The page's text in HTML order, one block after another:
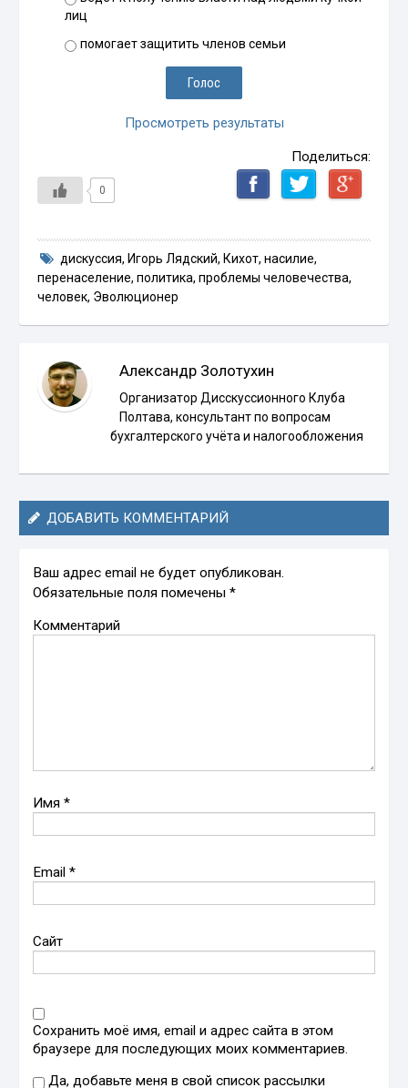
лиц
помогает защитить членов семьи
Просмотреть результаты
Поделиться:
0
дискуссия, Игорь Лядский, Кихот, насилие,
перенаселение,политика,проблемы человечества,
человек, Эволюционер
Александр Золотухин
Организатор Дисскуссионного Клуба
Полтава, консультант по вопросам
бухгалтерского учёта и налогообложения
ДОБАВИТЬ КОММЕНТАРИЙ
Ваш адрес email не будет опубликован.
Обязательные поля помечены*
Комментарий
Имя*
Email*
Сайт
Сохранить моё имя, email и адрес сайта в этом
браузере для последующих моих комментариев.
Да, добавьте меня в свой список рассылки